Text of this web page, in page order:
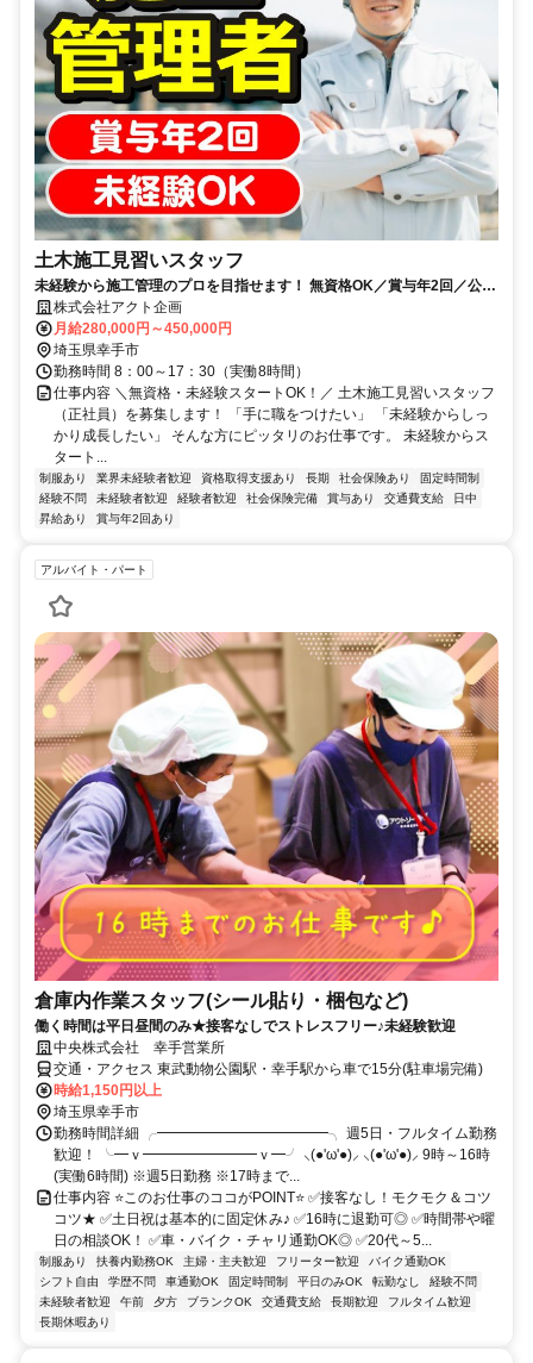
土木施工見習いスタッフ
未経験から施工管理のプロを目指せます！ 無資格OK／賞与年2回／公共
工事メインで安定／資格取得支援有
株式会社アクト企画
月給280,000円～450,000円
埼玉県幸手市
勤務時間 8：00～17：30（実働8時間）
仕事内容 ＼無資格・未経験スタートOK！／ 土木施工見習いスタッフ
（正社員）を募集します！ 「手に職をつけたい」 「未経験からしっ
かり成長したい」 そんな方にピッタリのお仕事です。 未経験からス
タート...
制服あり 業界未経験者歓迎 資格取得支援あり 長期 社会保険あり
固定時間制
経験不問
未経験者歓迎 経験者歓迎 社会保険完備 賞与あり 交通費支給
日中
昇給あり
賞与年2回あり
アルバイト・パート
倉庫内作業スタッフ(シール貼り・梱包など)
働く時間は平日昼間のみ★接客なしでストレスフリー♪未経験歓迎
中央株式会社 幸手営業所
交通・アクセス 東武動物公園駅・幸手駅から車で15分(駐車場完備)
時給1,150円以上
埼玉県幸手市
勤務時間詳細 ╭━━━━━━━━━━━━╮ 週5日・フルタイム勤務
歓迎！ ╰━ｖ━━━━━━━━ｖ━╯ ⸜(●'ω'●)⸝ ⸜(●'ω'●)⸝ 9時～16時
(実働6時間) ※週5日勤務 ※17時まで...
仕事内容 ⭐このお仕事のココがPOINT⭐ ✅接客なし！モクモク＆コツ
コツ★ ✅土日祝は基本的に固定休み♪ ✅16時に退勤可◎ ✅時間帯や曜
日の相談OK！ ✅車・バイク・チャリ通勤OK◎ ✅20代～5...
制服あり 扶養内勤務OK 主婦・主夫歓迎 フリーター歓迎
バイク通勤OK
シフト自由
学歴不問 車通勤OK 固定時間制 平日のみOK 転勤なし
経験不問
未経験者歓迎
午前 夕方 ブランクOK 交通費支給 長期歓迎
フルタイム歓迎
長期休暇あり